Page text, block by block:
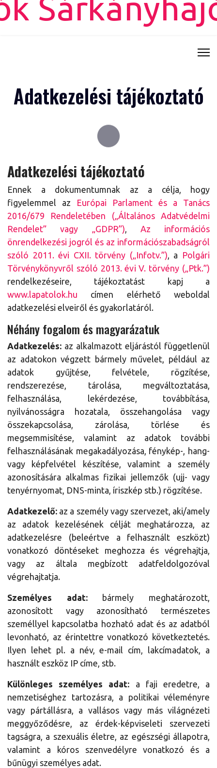
Adatkezelési tájékoztató
Adatkezelési tájékoztató
Ennek a dokumentumnak az a célja, hogy
figyelemmel az Európai Parlament és a Tanács
2016/679 Rendeletében („Általános Adatvédelmi
Rendelet” vagy „GDPR”), Az információs
önrendelkezési jogról és az információszabadságról
szóló 2011. évi CXII. törvény („Infotv.”), a Polgári
Törvénykönyvről szóló 2013. évi V. törvény („Ptk.”)
rendelkezéseire, tájékoztatást kapj a
www.lapatolok.hu címen elérhető weboldal
adatkezelési elveiről és gyakorlatáról.
Néhány fogalom és magyarázatuk
Adatkezelés: az alkalmazott eljárástól függetlenül
az adatokon végzett bármely művelet, például az
adatok gyűjtése, felvétele, rögzítése,
rendszerezése, tárolása, megváltoztatása,
felhasználása, lekérdezése, továbbítása,
nyilvánosságra hozatala, összehangolása vagy
összekapcsolása, zárolása, törlése és
megsemmisítése, valamint az adatok további
felhasználásának megakadályozása, fénykép-, hang-
vagy képfelvétel készítése, valamint a személy
azonosítására alkalmas fizikai jellemzők (ujj- vagy
tenyérnyomat, DNS-minta, íriszkép stb.) rögzítése.
Adatkezelő: az a személy vagy szervezet, aki/amely
az adatok kezelésének célját meghatározza, az
adatkezelésre (beleértve a felhasznált eszközt)
vonatkozó döntéseket meghozza és végrehajtja,
vagy az általa megbízott adatfeldolgozóval
végrehajtatja.
Személyes adat:bármely meghatározott,
azonosított vagy azonosítható természetes
személlyel kapcsolatba hozható adat és az adatból
levonható, az érintettre vonatkozó következtetés.
Ilyen lehet pl. a név, e-mail cím, lakcímadatok, a
használt eszköz IP címe, stb.
Különleges személyes adat: a faji eredetre, a
nemzetiséghez tartozásra, a politikai véleményre
vagy pártállásra, a vallásos vagy más világnézeti
meggyőződésre, az érdek-képviseleti szervezeti
tagságra, a szexuális életre, az egészségi állapotra,
valamint a kóros szenvedélyre vonatkozó és a
bűnügyi személyes adat.